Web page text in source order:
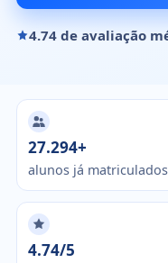
4.74 de avaliação
27.294+
alunos já matriculados
4.74/5